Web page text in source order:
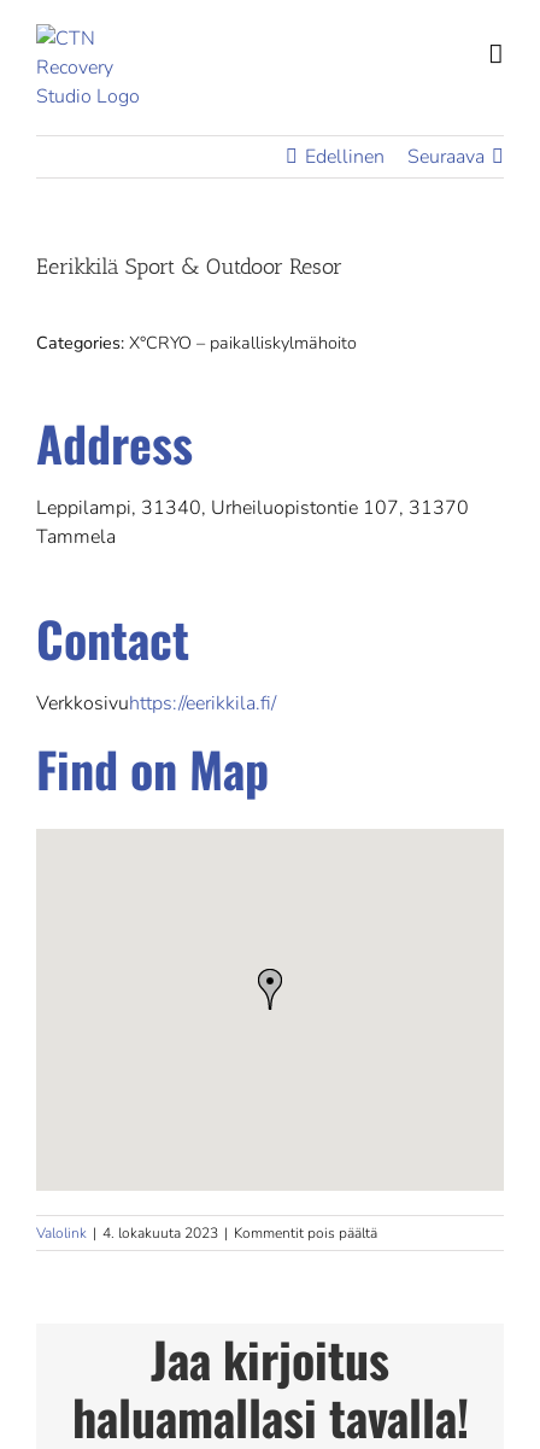
content
Edellinen Seuraava
Eerikkilä Sport & Outdoor Resor
Categories: X°CRYO – paikalliskylmähoito
Address
Leppilampi, 31340, Urheiluopistontie 107, 31370
Tammela
Contact
Verkkosivuhttps://eerikkila.fi/
Find on Map
Valolink | 4. lokakuuta 2023 | Kommentit pois päältäartikkelissa
Eerikkilä
Jaa kirjoitus
haluamallasi tavalla!